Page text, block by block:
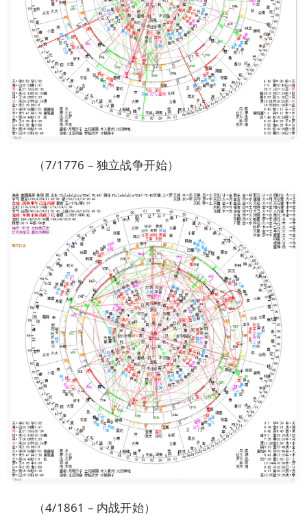
（7/1776 – 独立战争开始）
（4/1861 – 内战开始）